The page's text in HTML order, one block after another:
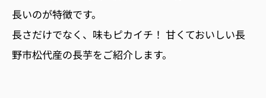
長いのが特徴です。
長さだけでなく、味もピカイチ！ 甘くておいしい長
野市松代産の長芋をご紹介します。